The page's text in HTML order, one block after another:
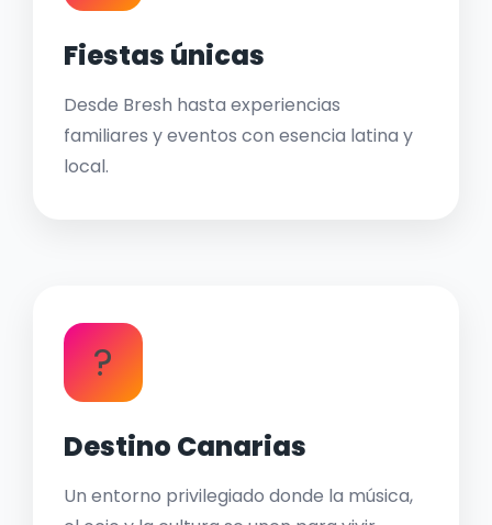
Fiestas únicas
Desde Bresh hasta experiencias
familiares y eventos con esencia latina y
local.
?
Destino Canarias
Un entorno privilegiado donde la música,